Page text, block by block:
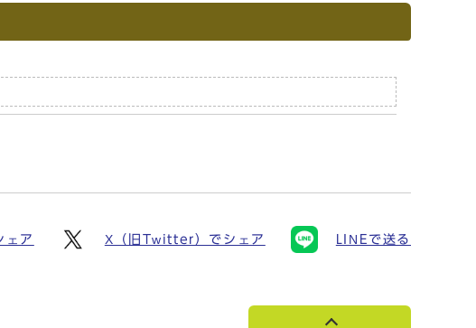
ア X（旧Twitter）でシェア LINEで送る